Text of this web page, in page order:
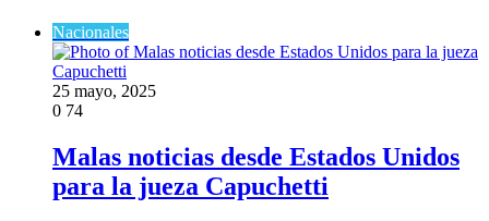
Nacionales
25 mayo, 2025
0 74
Malas noticias desde Estados Unidos
para la jueza Capuchetti